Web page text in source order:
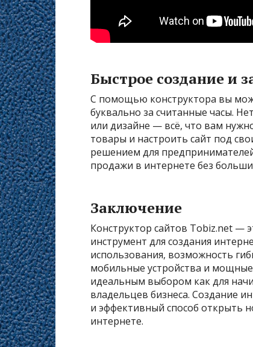
Быстрое создание и
С помощью конструктора вы
буквально за считанные часы.
или дизайне — всё, что вам
товары и настроить сайт под
решением для
продажи в интернете без
Заключение
Конструктор сайтов Tobiz.net —
инструмент для создания
использования, возможность
мобильные устройства и
идеальным выбором как для
владельцев бизнеса. Создание
и эффективный способ открыть
интернете.